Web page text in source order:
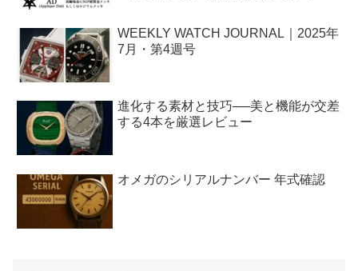
WEEKLY WATCH JOURNAL｜2025年
7月・第4週号
進化する素材と技巧──美と機能が交差
する4本を厳選レビュー
オメガのシリアルナンバー 年式確認